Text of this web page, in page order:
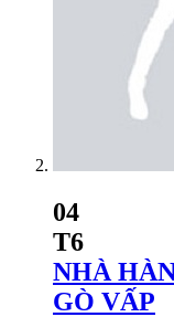
04
T6
NHÀ
GÒ VẤP